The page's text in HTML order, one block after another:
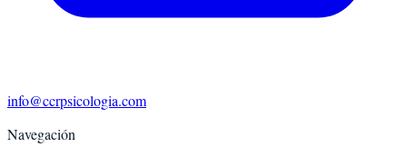
info@ccrpsicologia.com
Navegación